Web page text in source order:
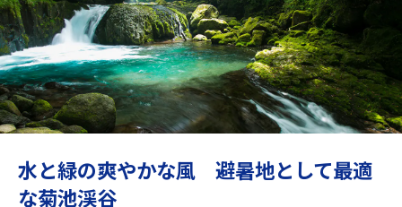
行き先
旅のお役立ち情報
水と緑の爽やかな風 避暑地として最適
な菊池渓谷